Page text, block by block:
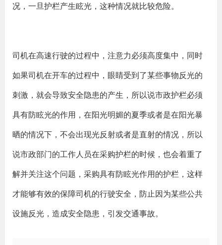
况，一旦护栏产生眩光，这种情况就比较危险。
司机在高速行驶的过程中，注意力必须高度集中，同时
如果司机在开车的过程中，眼睛受到了某些事物反光的
刺激，就会导致安全隐患的产生，所以说市政护栏必须
具有防眩光的作用，在阳光明媚的夏季或者是在阳光暴
晒的情况下，不会出现光反射或者是直射的情况，所以
说市政部门的工作人员在采购护栏的时候，也会着重了
解并关注这个问题，采购具有防眩光作用的护栏，这样
才能够有效的保障司机的行驶安全，防止因为某些公共
设施反光，造成安全隐患，引发交通事故。